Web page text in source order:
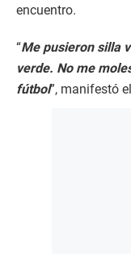
encuentro.
“Me pusieron silla
verde. No me
fútbol”, manifestó